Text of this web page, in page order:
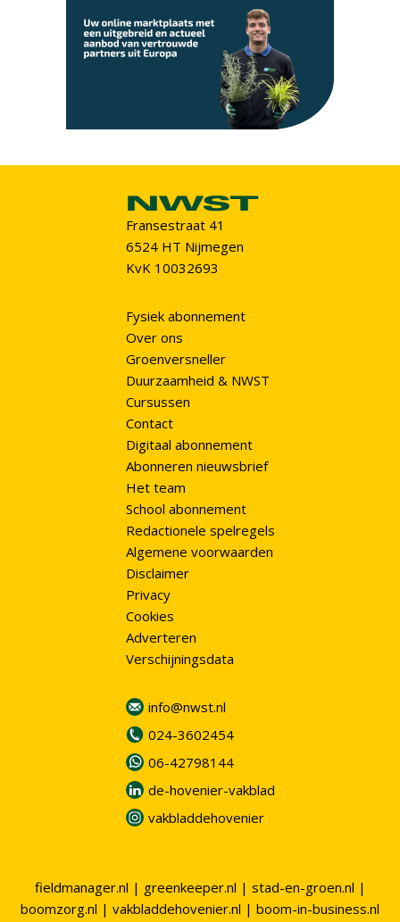
Fransestraat 41
6524 HT Nijmegen
KvK 10032693
Fysiek abonnement
Over ons
Groenversneller
Duurzaamheid & NWST
Cursussen
Contact
Digitaal abonnement
Abonneren nieuwsbrief
Het team
School abonnement
Redactionele spelregels
Algemene voorwaarden
Disclaimer
Privacy
Cookies
Adverteren
Verschijningsdata
info@nwst.nl
024-3602454
06-42798144
de-hovenier-vakblad
vakbladdehovenier
fieldmanager.nl | greenkeeper.nl | stad-en-groen.nl |
boomzorg.nl | vakbladdehovenier.nl | boom-in-business.nl